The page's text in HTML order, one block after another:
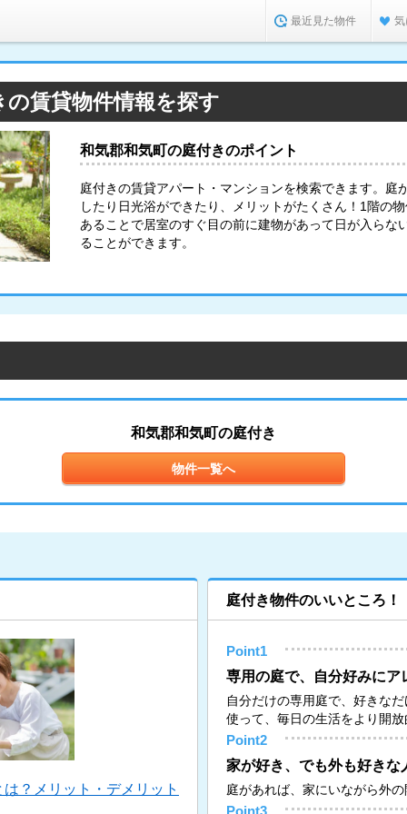
最近見た物件
賃貸物件情報を探す
和気郡和気町の庭付きのポイント
庭付きの賃貸アパート・マンションを検索できます。庭
したり日光浴ができたり、メリットがたくさん！1階の
あることで居室のすぐ目の前に建物があって日が入らな
ることができます。
和気郡和気町の庭付き
物件一覧へ
？メリット・デメリット
庭付き物件のいいところ！
Point1
専用の庭で、自分好みにア
自分だけの専用庭で、好きな
使って、毎日の生活をより開
Point2
家が好き、でも外も好きな
庭があれば、家にいながら外